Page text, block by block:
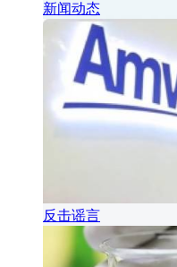
新闻动态
反击谣言